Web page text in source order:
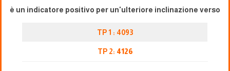
è un indicatore positivo per un'ulteriore inclinazione verso
TP 1 : 4093
TP 2: 4126